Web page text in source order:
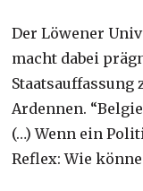
Der Löwener
macht dabei
Staatsauffassung
Ardennen.
(…) Wenn ein
Reflex: Wie